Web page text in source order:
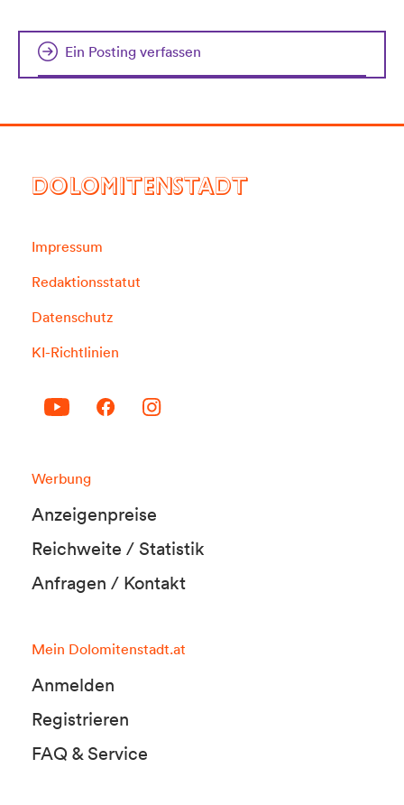
Ein Posting verfassen
DOLOMITENSTADT
Impressum
Redaktionsstatut
Datenschutz
KI-Richtlinien
Werbung
Anzeigenpreise
Reichweite / Statistik
Anfragen / Kontakt
Mein Dolomitenstadt.at
Anmelden
Registrieren
FAQ & Service